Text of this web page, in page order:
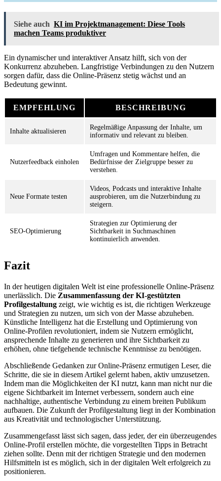
Siehe auch KI im Projektmanagement: Diese Tools
machen Teams produktiver
Ein dynamischer und interaktiver Ansatz hilft, sich von der
Konkurrenz abzuheben. Langfristige Verbindungen zu den Nutzern
sorgen dafür, dass die Online-Präsenz stetig wächst und an
Bedeutung gewinnt.
EMPFEHLUNG BESCHREIBUNG
Inhalte aktualisieren
Regelmäßige Anpassung der Inhalte, um
informativ und relevant zu bleiben.
Nutzerfeedback einholen
Umfragen und Kommentare helfen, die
Bedürfnisse der Zielgruppe besser zu
verstehen.
Neue Formate testen
Videos, Podcasts und interaktive Inhalte
ausprobieren, um die Nutzerbindung zu
steigern.
SEO-Optimierung
Strategien zur Optimierung der
Sichtbarkeit in Suchmaschinen
kontinuierlich anwenden.
Fazit
In der heutigen digitalen Welt ist eine professionelle Online-Präsenz
unerlässlich. Die Zusammenfassung der KI-gestützten
Profilgestaltung zeigt, wie wichtig es ist, die richtigen Werkzeuge
und Strategien zu nutzen, um sich von der Masse abzuheben.
Künstliche Intelligenz hat die Erstellung und Optimierung von
Online-Profilen revolutioniert, indem sie Nutzern ermöglicht,
ansprechende Inhalte zu generieren und ihre Sichtbarkeit zu
erhöhen, ohne tiefgehende technische Kenntnisse zu benötigen.
Abschließende Gedanken zur Online-Präsenz ermutigen Leser, die
Schritte, die sie in diesem Artikel gelernt haben, aktiv umzusetzen.
Indem man die Möglichkeiten der KI nutzt, kann man nicht nur die
eigene Sichtbarkeit im Internet verbessern, sondern auch eine
nachhaltige, authentische Verbindung zu einem breiten Publikum
aufbauen. Die Zukunft der Profilgestaltung liegt in der Kombination
aus Kreativität und technologischer Unterstützung.
Zusammengefasst lässt sich sagen, dass jeder, der ein überzeugendes
Online-Profil erstellen möchte, die vorgestellten Tipps in Betracht
ziehen sollte. Denn mit der richtigen Strategie und den modernen
Hilfsmitteln ist es möglich, sich in der digitalen Welt erfolgreich zu
positionieren.